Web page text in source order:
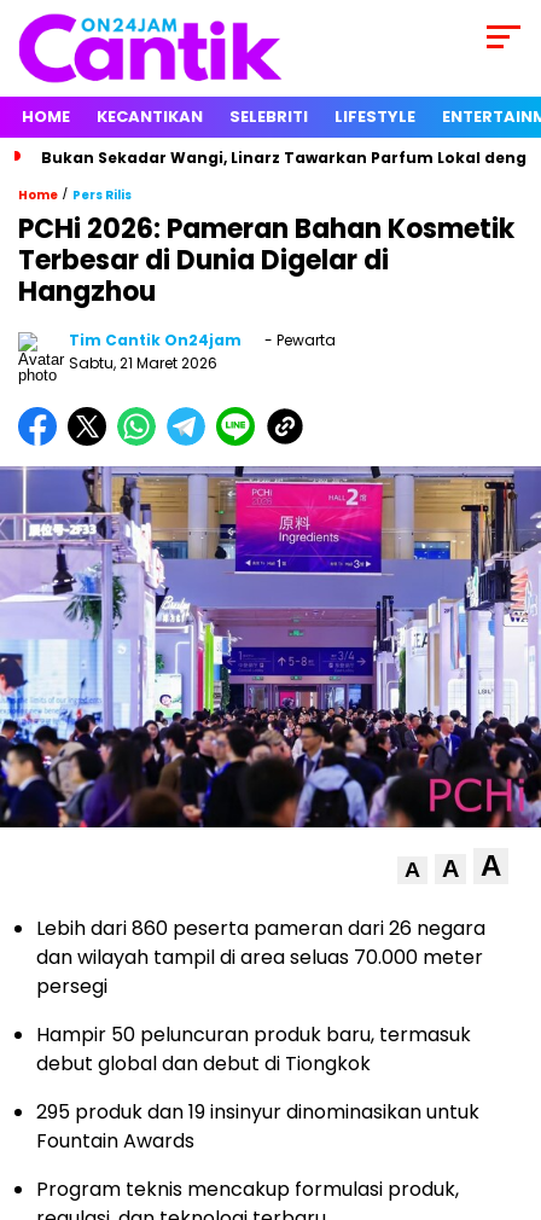
HOME KECANTIKAN SELEBRITI LIFESTYLE
Bukan Sekadar Wangi, Linarz Tawarkan Parfum Lokal
Home / Pers Rilis
PCHi 2026: Pameran Bahan Kosmetik
Terbesar di Dunia Digelar di
Hangzhou
Tim Cantik On24jam
- Pewarta
Sabtu, 21 Maret 2026
A A A
Lebih dari 860 peserta pameran dari 26 negara
dan wilayah tampil di area seluas 70.000 meter
persegi
Hampir 50 peluncuran produk baru, termasuk
debut global dan debut di Tiongkok
295 produk dan 19 insinyur dinominasikan untuk
Fountain Awards
Program teknis mencakup formulasi produk,